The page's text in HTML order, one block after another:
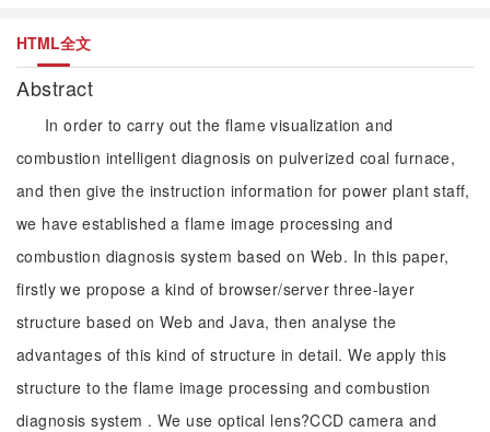
HTML全文
Abstract
In order to carry out the flame visualization and
combustion intelligent diagnosis on pulverized coal furnace,
and then give the instruction information for power plant staff,
we have established a flame image processing and
combustion diagnosis system based on Web. In this paper,
firstly we propose a kind of browser/server three-layer
structure based on Web and Java, then analyse the
advantages of this kind of structure in detail. We apply this
structure to the flame image processing and combustion
diagnosis system . We use optical lens?CCD camera and